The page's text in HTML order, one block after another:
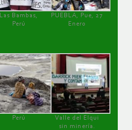
Las Bambas,
Perú
PUEBLA, Pue, 27
Enero
Perú
Valle del Elqui
sin minería.